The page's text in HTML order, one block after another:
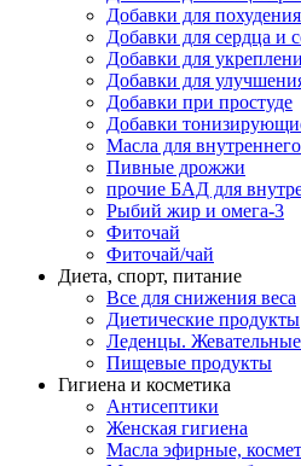
Добавки для
Добавки для сердца и
Добавки для
Добавки для
Добавки при простуде
Добавки
Масла для
Пивные дрожжи
прочие БАД для
Рыбий жир и омега-3
Фиточай
Фиточай/чай
Диета, спорт, питание
Все для снижения веса
Диетические продукты
Леденцы.
Пищевые продукты
Гигиена и косметика
Антисептики
Женская гигиена
Масла эфирные,